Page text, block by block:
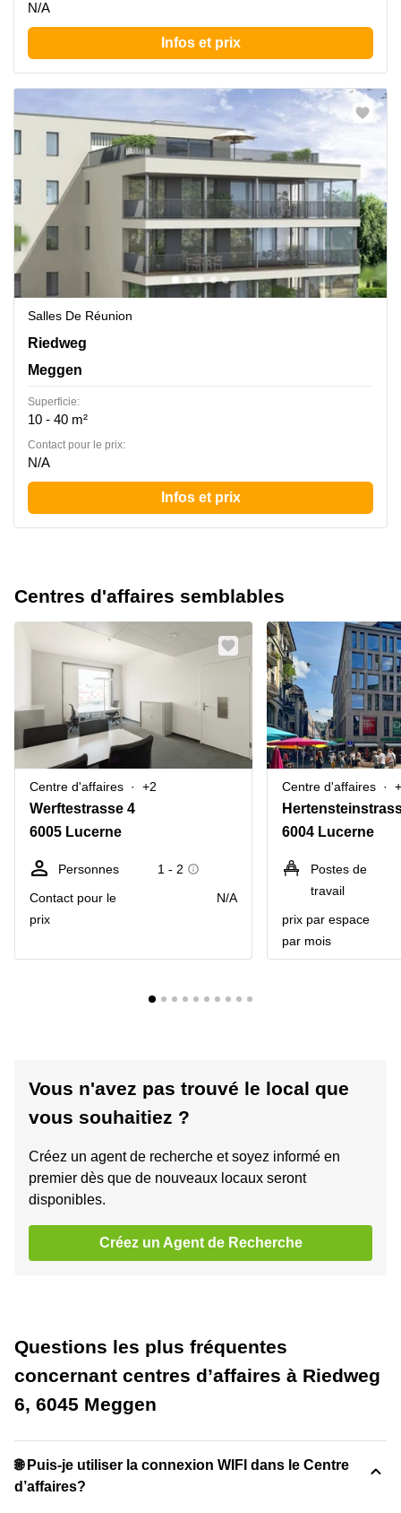
N/A
Infos et prix
Salles De Réunion
Riedweg 6, Meggen
Riedweg
Meggen
Superficie:
10 - 40 m²
Contact pour le prix:
N/A
Infos et prix
Centres d'affaires semblables
Centre d'affaires +2
Werftestrasse 4
6005 Lucerne
Personnes
1 - 2
Contact pour le
prix
N/A
Centre d'affaires
6004 Lucerne
Postes de
travail
prix par espace
par mois
Vous n'avez pas trouvé le local que
vous souhaitiez ?
Créez un agent de recherche et soyez informé en
premier dès que de nouveaux locaux seront
disponibles.
Créez un Agent de Recherche
Questions les plus fréquentes
concernant centres d’affaires à Riedweg
6, 6045 Meggen
🌐 Puis-je utiliser la connexion WIFI dans le Centre
d’affaires?